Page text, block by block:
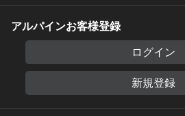
アルパインお客様登録
ログイン
新規登録